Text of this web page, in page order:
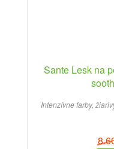
Sante Lesk na
Intenzívne farby,